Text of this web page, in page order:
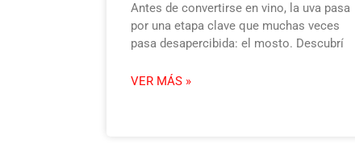
Antes de convertirse en vino, la uva pasa
por una etapa clave que muchas veces
pasa desapercibida: el mosto. Descubrí
VER MÁS »